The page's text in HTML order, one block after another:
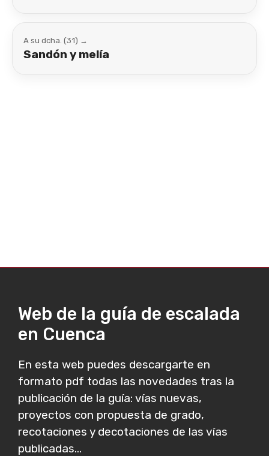
A su dcha. (31) →
Sandón y melía
Web de la guía de escalada
en Cuenca
En esta web puedes descargarte en
formato pdf todas las novedades tras la
publicación de la guía: vías nuevas,
proyectos con propuesta de grado,
recotaciones y decotaciones de las vías
publicadas...